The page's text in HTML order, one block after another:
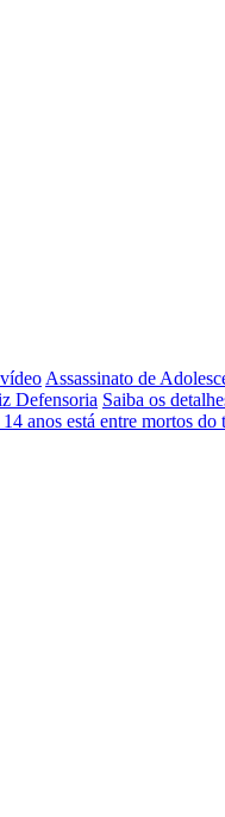
Assassinato de
Defensoria Saiba os
anos está entre mortos